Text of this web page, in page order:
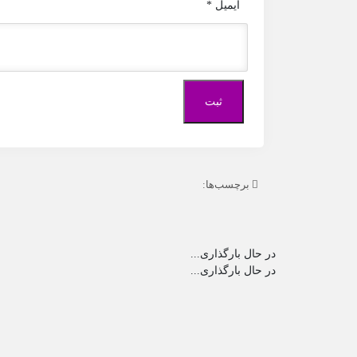
ایمیل *
برچسب‌ها:
در حال بارگذاری...
در حال بارگذاری...